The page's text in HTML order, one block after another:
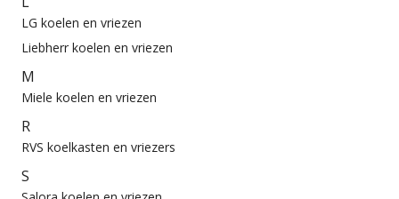
LG koelen en vriezen
Liebherr koelen en vriezen
M
Miele koelen en vriezen
R
RVS koelkasten en vriezers
S